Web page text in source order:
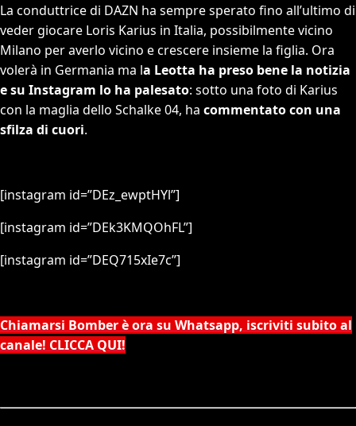
La conduttrice di DAZN ha sempre sperato fino all’ultimo di
veder giocare Loris Karius in Italia, possibilmente vicino
Milano per averlo vicino e crescere insieme la figlia. Ora
volerà in Germania ma la Leotta ha preso bene la notizia
e su Instagram lo ha palesato: sotto una foto di Karius
con la maglia dello Schalke 04, ha commentato con una
sfilza di cuori.
[instagram id=”DEz_ewptHYl”]
[instagram id=”DEk3KMQOhFL”]
[instagram id=”DEQ715xIe7c”]
Chiamarsi Bomber è ora su Whatsapp, iscriviti subito al
canale! CLICCA QUI!